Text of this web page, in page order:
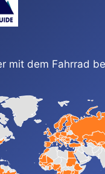
mit dem Fahrrad